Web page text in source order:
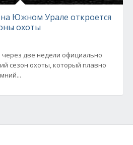
на Южном Урале откроется
охоты
через две недели официально
сезон охоты, который плавно